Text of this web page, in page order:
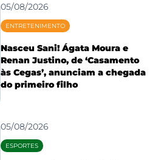
05/08/2026
ENTRETENIMENTO
Nasceu Sani! Ágata Moura e
Renan Justino, de ‘Casamento
às Cegas’, anunciam a chegada
do primeiro filho
05/08/2026
ESPORTES